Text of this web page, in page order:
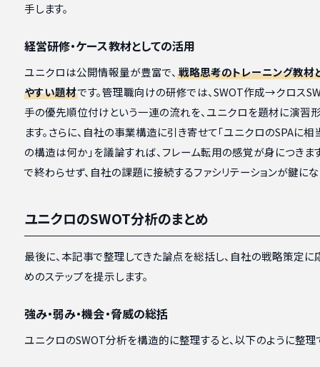
手します。
経営研修・ケース教材としての活用
ユニクロは公開情報量が豊富で、 戦略思考のトレーニング教材
やすい題材です。管理職向けの研修では、SWOT作成→クロス
手の優先順位付けという一連の流れを、ユニクロを題材に演習
ます。さらに、自社の事業構造に引き寄せて「ユニクロのSPAに
の構造は何か」を議論すれば、フレーム転用の感覚が身につきま
で終わらせず、自社の課題に接続するファシリテーションが鍵にな
ユニクロのSWOT分析のまとめ
最後に、本記事で整理してきた論点を総括し、自社の戦略策定に
めのステップを提示します。
強み・弱み・機会・脅威の総括
ユニクロのSWOT分析を構造的に整理すると、以下のように整理